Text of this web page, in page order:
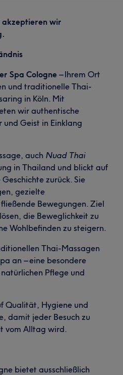
akzeptieren wir
Spa Cologne– Ihrem Ort
und traditionelle Thai-
in Köln. Mit
wir authentische
Geist in Einklang
auch Nuad Thai
in Thailand und blickt auf
zurück. Sie
gezielte
Bewegungen. Ziel
die Beweglichkeit zu
Wohlbefinden zu steigern.
Thai-Massagen
an – eine besondere
Pflege und
Qualität, Hygiene und
damit jeder Besuch zu
vom Alltag wird.
bietet ausschließlich